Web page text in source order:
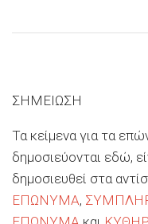
ΣΗΜΕΙΩΣΗ
Τα κείμενα για τα
δημοσιεύονται εδώ,
δημοσιευθεί στα
ΕΠΩΝΥΜΑ,